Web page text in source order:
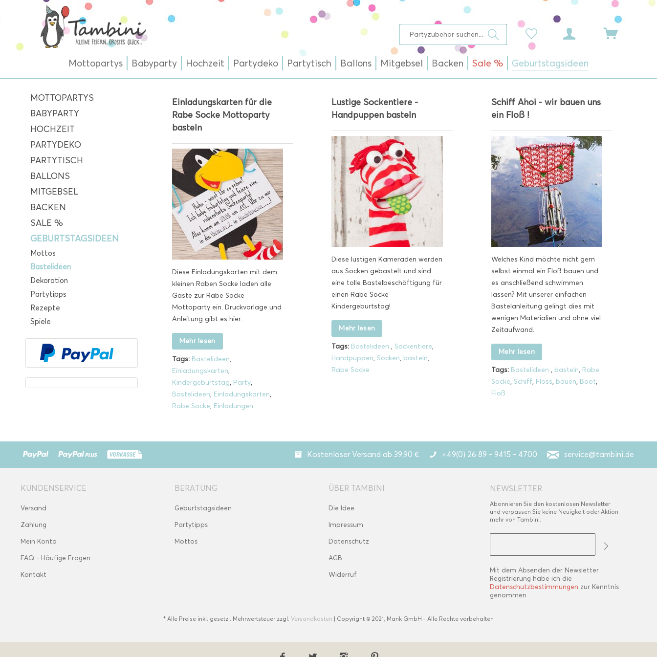
Mottopartys Babyparty Hochzeit Partydeko Partytisch Ballons Mitgebsel Backen Sale % Geburtstagsideen
MOTTOPARTYS
BABYPARTY
HOCHZEIT
PARTYDEKO
PARTYTISCH
BALLONS
MITGEBSEL
BACKEN
SALE %
GEBURTSTAGSIDEEN
Mottos
Bastelideen
Dekoration
Partytipps
Rezepte
Spiele
Einladungskarten für die
Rabe Socke Mottoparty
basteln
Diese Einladungskarten mit dem
kleinen Raben Socke laden alle
Gäste zur Rabe Socke
Mottoparty ein. Druckvorlage und
Anleitung gibt es hier.
Mehr lesen
Tags: Bastelideen,
Einladungskarten,
Kindergeburtstag, Party,
Bastelideen, Einladungskarten,
Rabe Socke, Einladungen
Lustige Sockentiere -
Handpuppen basteln
Diese lustigen Kameraden werden
aus Socken gebastelt und sind
eine tolle Bastelbeschäftigung für
einen Rabe Socke
Kindergeburtstag!
Mehr lesen
Tags: Bastelideen,Sockentiere,
Handpuppen,Socken, basteln,
Rabe Socke
Schiff Ahoi - wir bauen uns
ein Floß !
Welches Kind möchte nicht gern
selbst einmal ein Floß bauen und
es anschließend schwimmen
lassen? Mit unserer einfachen
Bastelanleitung gelingt dies mit
wenigen Materialien und ohne viel
Zeitaufwand.
Mehr lesen
Tags: Bastelideen, basteln, Rabe
Socke,Schiff, Floss, bauen, Boot,
Floß
Kostenloser Versand ab 39,90 € +49(0) 26 89 - 9415 - 4700 service@tambini.de
KUNDENSERVICE
Versand
Zahlung
Mein Konto
FAQ - Häufige Fragen
Kontakt
BERATUNG
Geburtstagsideen
Partytipps
Mottos
ÜBER TAMBINI
Die Idee
Impressum
Datenschutz
AGB
Widerruf
NEWSLETTER
Abonnieren Sie den kostenlosen Newsletter
und verpassen Sie keine Neuigkeit oder Aktion
mehr von Tambini.
Mit dem Absenden der Newsletter
Registrierung habe ich die
Datenschutzbestimmungen zur Kenntnis
genommen
* Alle Preise inkl. gesetzl. Mehrwertsteuer zzgl. Versandkosten | Copyright © 2021, Mank GmbH - Alle Rechte vorbehalten